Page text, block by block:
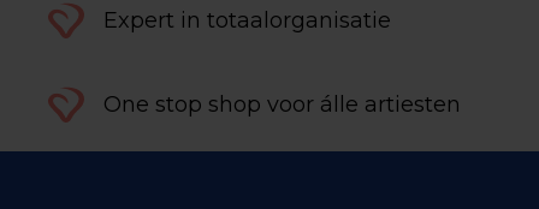
Expert in totaalorganisatie
One stop shop voor álle artiesten